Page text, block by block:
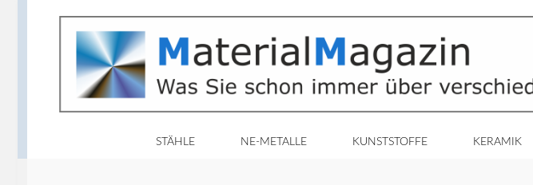
STÄHLE NE-METALLE KUNSTSTOFFE KERAMIK